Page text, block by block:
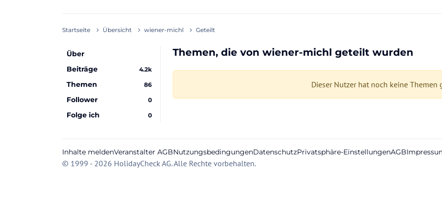
Startseite Übersicht wiener-michl Geteilt
Über
Beiträge
4.2k
Themen 86
Follower 0
Folge ich 0
Themen, die von wiener-michl geteilt wurden
Dieser Nutzer hat noch keine Themen
Inhalte meldenVeranstalter AGBNutzungsbedingungenDatenschutzPrivatsphäre-EinstellungenAGB
© 1999 - 2026 HolidayCheck AG. Alle Rechte vorbehalten.